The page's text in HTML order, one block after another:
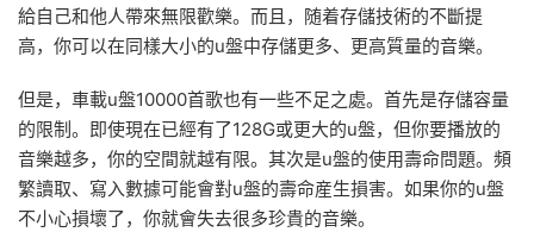
給自己和他人帶來無限歡樂。而且，随着存儲技術的不斷提
高，你可以在同樣大小的u盤中存儲更多、更高質量的音樂。
但是，車載u盤10000首歌也有一些不足之處。首先是存儲容量
的限制。即使現在已經有了128G或更大的u盤，但你要播放的
音樂越多，你的空間就越有限。其次是u盤的使用壽命問題。頻
繁讀取、寫入數據可能會對u盤的壽命産生損害。如果你的u盤
不小心損壞了，你就會失去很多珍貴的音樂。